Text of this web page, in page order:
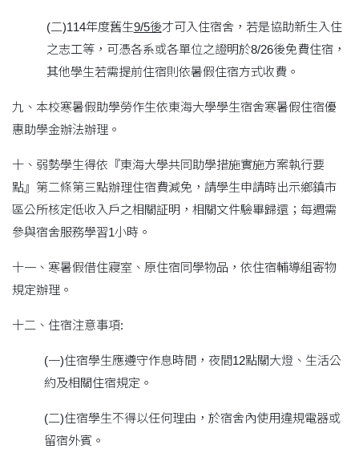
(二)114年度舊生9/5後才可入住宿舍，若是協助新生入住
之志工等，可憑各系或各單位之證明於8/26後免費住宿，
其他學生若需提前住宿則依暑假住宿方式收費。
九、本校寒暑假助學勞作生依東海大學學生宿舍寒暑假住宿優
惠助學金辦法辦理。
十、弱勢學生得依『東海大學共同助學措施實施方案執行要
點』第二條第三點辦理住宿費減免，請學生申請時出示鄉鎮市
區公所核定低收入戶之相關証明，相關文件驗畢歸還；每週需
參與宿舍服務學習1小時。
十一、寒暑假借住寢室、原住宿同學物品，依住宿輔導組寄物
規定辦理。
十二、住宿注意事項:
(一)住宿學生應遵守作息時間，夜間12點關大燈、生活公
約及相關住宿規定。
(二)住宿學生不得以任何理由，於宿舍內使用違規電器或
留宿外賓。